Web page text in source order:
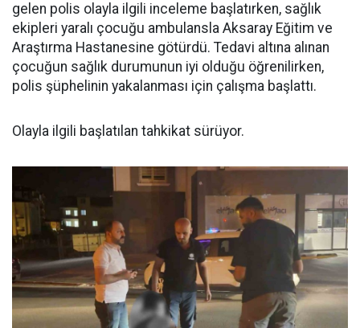
gelen polis olayla ilgili inceleme başlatırken, sağlık
ekipleri yaralı çocuğu ambulansla Aksaray Eğitim ve
Araştırma Hastanesine götürdü. Tedavi altına alınan
çocuğun sağlık durumunun iyi olduğu öğrenilirken,
polis şüphelinin yakalanması için çalışma başlattı.
Olayla ilgili başlatılan tahkikat sürüyor.